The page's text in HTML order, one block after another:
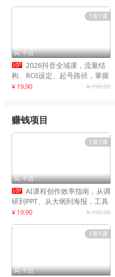
1章1课
 千启
 2026抖音全域课，流量结
构、ROI设定、起号路径，掌握
平台新规下利润最大化
¥ 19.90 ¥ 199.00
赚钱项目
1章1课
 千启
 AI课程创作效率指南，从调
研到PPT、从大纲到海报，工具
赋能，打造可持续变现产品线
¥ 19.90 ¥ 199.00
1章1课
 千启